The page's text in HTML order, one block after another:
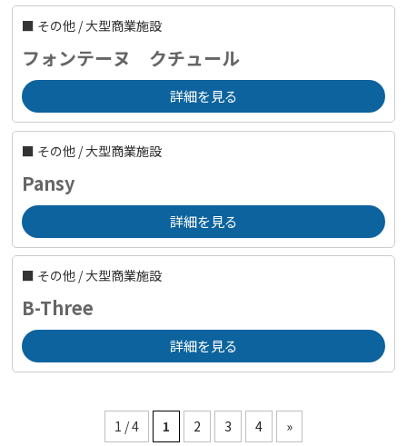
■ その他 /大型商業施設
フォンテーヌ クチュール
詳細を見る
■ その他 /大型商業施設
Pansy
詳細を見る
■ その他 /大型商業施設
B-Three
詳細を見る
1 / 4 1 2 3 4 »